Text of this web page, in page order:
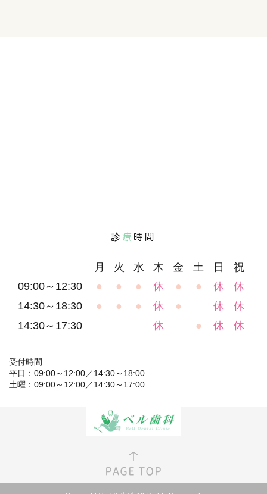
診 療 時間
月 火 水 木 金 土 日
祝
09:00～12:30
● ● ● 休 ● ● 休
休
14:30～18:30
● ● ● 休 ● 休
休
14:30～17:30
休 ● 休 休
受付時間
平日：09:00～12:00／14:30～18:00
土曜：09:00～12:00／14:30～17:00